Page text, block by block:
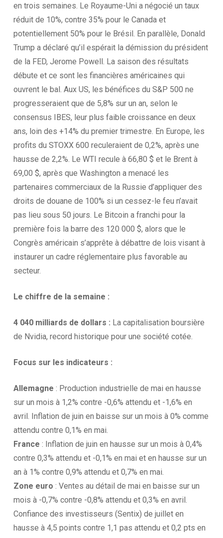
en trois semaines. Le Royaume-Uni a négocié un taux
réduit de 10%, contre 35% pour le Canada et
potentiellement 50% pour le Brésil. En parallèle, Donald
Trump a déclaré qu’il espérait la démission du président
de la FED, Jerome Powell. La saison des résultats
débute et ce sont les financières américaines qui
ouvrent le bal. Aux US, les bénéfices du S&P 500 ne
progresseraient que de 5,8% sur un an, selon le
consensus IBES, leur plus faible croissance en deux
ans, loin des +14% du premier trimestre. En Europe, les
profits du STOXX 600 reculeraient de 0,2%, après une
hausse de 2,2%. Le WTI recule à 66,80 $ et le Brent à
69,00 $, après que Washington a menacé les
partenaires commerciaux de la Russie d’appliquer des
droits de douane de 100% si un cessez-le feu n’avait
pas lieu sous 50 jours. Le Bitcoin a franchi pour la
première fois la barre des 120 000 $, alors que le
Congrès américain s’apprête à débattre de lois visant à
instaurer un cadre réglementaire plus favorable au
secteur.
Le chiffre de la semaine :
4 040 milliards de dollars : La capitalisation boursière
de Nvidia, record historique pour une société cotée.
Focus sur les indicateurs :
Allemagne : Production industrielle de mai en hausse
sur un mois à 1,2% contre -0,6% attendu et -1,6% en
avril. Inflation de juin en baisse sur un mois à 0% comme
attendu contre 0,1% en mai.
France : Inflation de juin en hausse sur un mois à 0,4%
contre 0,3% attendu et -0,1% en mai et en hausse sur un
an à 1% contre 0,9% attendu et 0,7% en mai.
Zone euro : Ventes au détail de mai en baisse sur un
mois à -0,7% contre -0,8% attendu et 0,3% en avril.
Confiance des investisseurs (Sentix) de juillet en
hausse à 4,5 points contre 1,1 pas attendu et 0,2 pts en